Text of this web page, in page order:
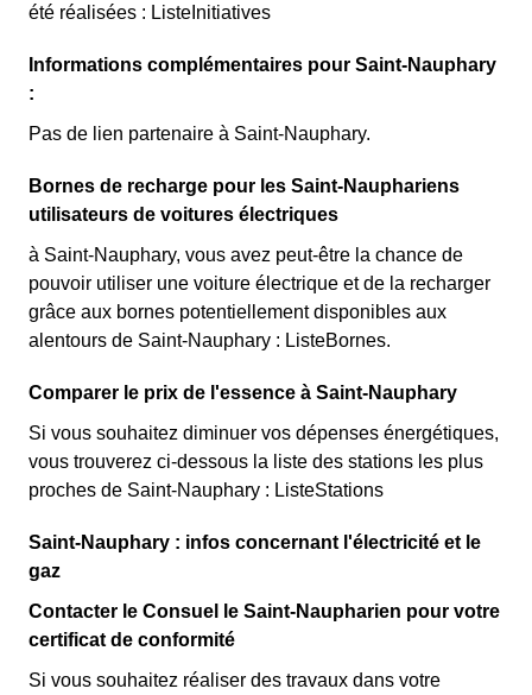
été réalisées : ListeInitiatives
Informations complémentaires pour Saint-Nauphary
:
Pas de lien partenaire à Saint-Nauphary.
Bornes de recharge pour les Saint-Nauphariens
utilisateurs de voitures électriques
à Saint-Nauphary, vous avez peut-être la chance de
pouvoir utiliser une voiture électrique et de la recharger
grâce aux bornes potentiellement disponibles aux
alentours de Saint-Nauphary : ListeBornes.
Comparer le prix de l'essence à Saint-Nauphary
Si vous souhaitez diminuer vos dépenses énergétiques,
vous trouverez ci-dessous la liste des stations les plus
proches de Saint-Nauphary : ListeStations
Saint-Nauphary : infos concernant l'électricité et le
gaz
Contacter le Consuel le Saint-Naupharien pour votre
certificat de conformité
Si vous souhaitez réaliser des travaux dans votre